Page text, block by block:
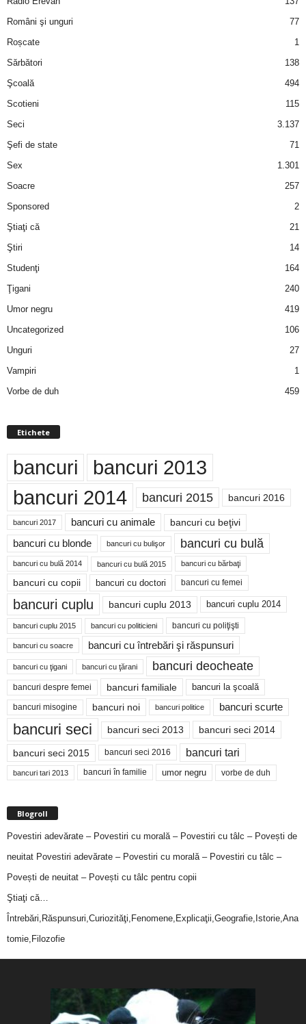
Români şi unguri
77
Roșcate
1
Sărbători
138
Şcoală
494
Scotieni
115
Seci
3.137
Şefi de state
71
Sex
1.301
Soacre
257
Sponsored
2
Ştiaţi că
21
Ştiri
14
Studenţi
164
Ţigani
240
Umor negru
419
Uncategorized
106
Unguri
27
Vampiri
1
Vorbe de duh
459
Etichete
bancuri bancuri 2013
bancuri 2014 bancuri 2015 bancuri 2016
bancuri 2017 bancuri cu animale bancuri cu beţivi
bancuri cu blonde bancuri cu bulişor bancuri cu bulă
bancuri cu bulă 2014 bancuri cu bulă 2015 bancuri cu bărbaţi
bancuri cu copii bancuri cu doctori bancuri cu femei
bancuri cuplu bancuri cuplu 2013 bancuri cuplu 2014
bancuri cuplu 2015 bancuri cu politicieni bancuri cu poliţişti
bancuri cu soacre bancuri cu întrebări şi răspunsuri
bancuri cu ţigani bancuri cu ţărani bancuri deocheate
bancuri despre femei bancuri familiale bancuri la şcoală
bancuri misogine bancuri noi bancuri politice bancuri scurte
bancuri seci bancuri seci 2013 bancuri seci 2014
bancuri seci 2015 bancuri seci 2016 bancuri tari
bancuri tari 2013 bancuri în familie umor negru vorbe de duh
Blogroll
Povestiri adevărate – Povestiri cu morală – Povestiri cu tâlc – Povești de
neuitat Povestiri adevărate – Povestiri cu morală – Povestiri cu tâlc –
Povești de neuitat – Povești cu tâlc pentru copii
Ştiaţi că…
Întrebări,Răspunsuri,Curiozităţi,Fenomene,Explicaţii,Geografie,Istorie,Ana
tomie,Filozofie